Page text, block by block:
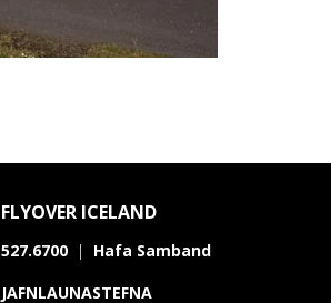
FLYOVER ICELAND
527.6700| Hafa Samband
JAFNLAUNASTEFNA